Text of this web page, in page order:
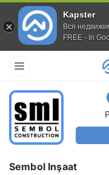
Kapster
Вся
FREE - In
Sembol Inşaat